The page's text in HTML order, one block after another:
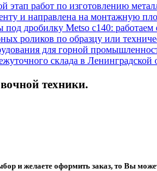
работ по изготовлению
и направлена на монтажную
дробилку Metso c140: работаем
роликов по образцу или
для горной
склада в Ленинградской
техники.
и желаете оформить заказ, то Вы